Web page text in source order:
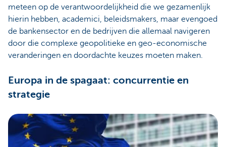
meteen op de verantwoordelijkheid die we gezamenlijk
hierin hebben, academici, beleidsmakers, maar evengoed
de bankensector en de bedrijven die allemaal navigeren
door die complexe geopolitieke en geo-economische
veranderingen en doordachte keuzes moeten maken.
Europa in de spagaat: concurrentie en
strategie